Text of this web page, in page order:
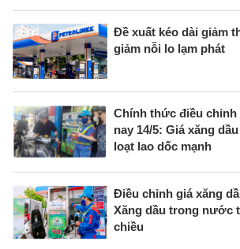
Đề xuất kéo dài giảm
giảm nỗi lo lạm phát
Chính thức điều chỉnh
nay 14/5: Giá xăng
loạt lao dốc mạnh
Điều chỉnh giá xăng
Xăng dầu trong nước
chiều